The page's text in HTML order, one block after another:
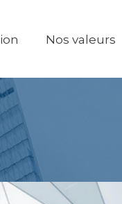
Nos valeurs